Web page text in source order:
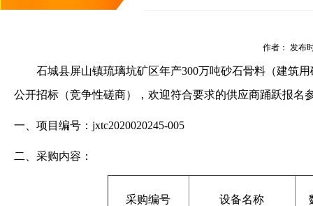
用砂岩矿）项目设
备采购洗砂机及细
砂回收设备招标
作者： 发布
石城县屏山镇琉璃坑矿区年产300万吨砂石骨料（建筑
公开招标（竞争性磋商），欢迎符合要求的供应商踊跃报名
一、项目编号：jxtc2020020245-005
二、采购内容：
采购编号 设备名称